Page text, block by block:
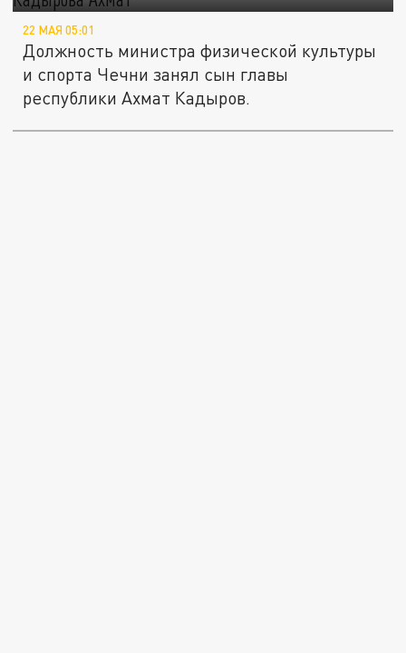
22 МАЯ 05:01
Должность министра физической культуры
и спорта Чечни занял сын главы
республики Ахмат Кадыров.